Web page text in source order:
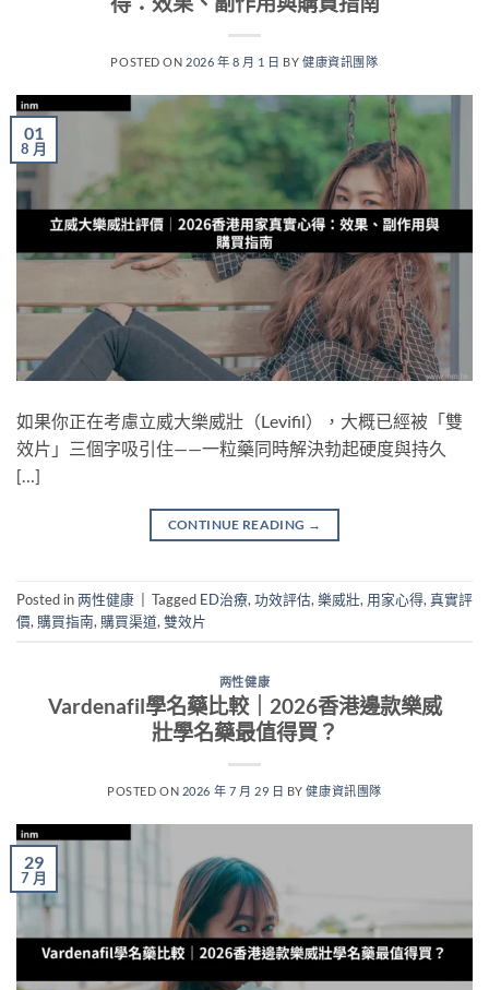
POSTED ON 2026 年 8 月 1 日 BY健康資訊團隊
01
8 月
如果你正在考慮立威大樂威壯（Levifil），大概已經被「雙
效片」三個字吸引住——一粒藥同時解決勃起硬度與持久
[…]
CONTINUE READING →
Posted in两性健康 Tagged ED治療, 功效評估, 樂威壯, 用家心得, 真實評
價, 購買指南, 購買渠道, 雙效片
两性健康
Vardenafil學名藥比較｜2026香港邊款樂威
壯學名藥最值得買？
POSTED ON 2026 年 7 月 29 日 BY健康資訊團隊
29
7 月